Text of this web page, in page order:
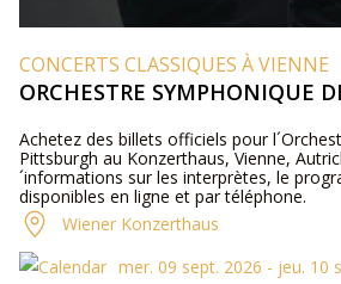
CONCERTS CLASSIQUES À VIENNE
ORCHESTRE SYMPHONIQUE
Achetez des billets officiels pour
Pittsburgh au Konzerthaus, Vienne,
´informations sur les interprètes, le
disponibles en ligne et par téléphone.
Wiener Konzerthaus
mer. 09 sept. 2026 - jeu. 10